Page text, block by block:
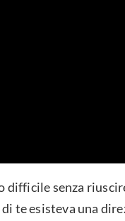
senza
te esisteva una